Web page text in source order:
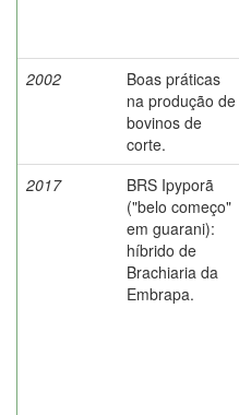
2002
Boas práticas
na produção de
bovinos de
corte.
2017
BRS Ipyporã
("belo começo"
em guarani):
híbrido de
Brachiaria da
Embrapa.